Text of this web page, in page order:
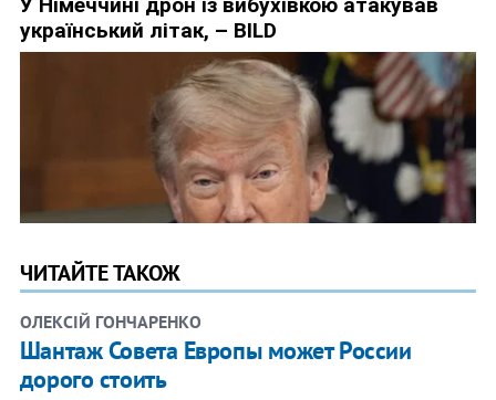
ЧИТАЙТЕ ТАКОЖ
ОЛЕКСІЙ ГОНЧАРЕНКО
Шантаж Совета Европы может России
дорого стоить